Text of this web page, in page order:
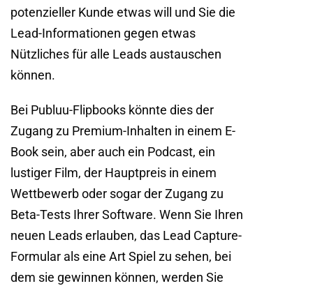
potenzieller Kunde etwas will und Sie die
Lead-Informationen gegen etwas
Nützliches für alle Leads austauschen
können.
Bei Publuu-Flipbooks könnte dies der
Zugang zu Premium-Inhalten in einem E-
Book sein, aber auch ein Podcast, ein
lustiger Film, der Hauptpreis in einem
Wettbewerb oder sogar der Zugang zu
Beta-Tests Ihrer Software. Wenn Sie Ihren
neuen Leads erlauben, das Lead Capture-
Formular als eine Art Spiel zu sehen, bei
dem sie gewinnen können, werden Sie